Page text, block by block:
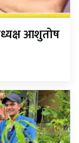
आशुतोष